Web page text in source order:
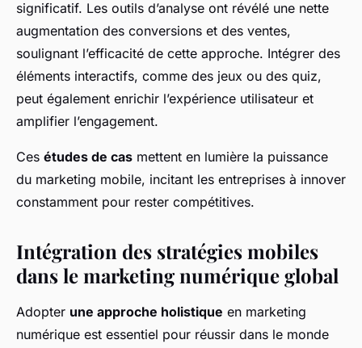
significatif. Les outils d’analyse ont révélé une nette
augmentation des conversions et des ventes,
soulignant l’efficacité de cette approche. Intégrer des
éléments interactifs, comme des jeux ou des quiz,
peut également enrichir l’expérience utilisateur et
amplifier l’engagement.
Ces études de cas mettent en lumière la puissance
du marketing mobile, incitant les entreprises à innover
constamment pour rester compétitives.
Intégration des stratégies mobiles
dans le marketing numérique global
Adopter une approche holistique en marketing
numérique est essentiel pour réussir dans le monde